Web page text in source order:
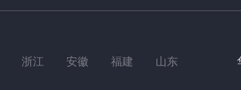
浙江 安徽 福建 山东